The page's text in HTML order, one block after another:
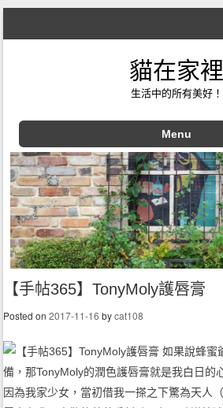
貓在家裡
生活中的所有美好！
Menu
Skip to content
【手帖365】TonyMoly護唇膏
Posted on2017-11-16 bycat108